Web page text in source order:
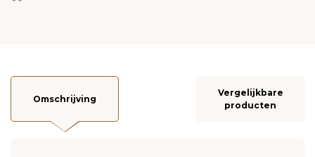
Omschrijving
Vergelijkbare
producten